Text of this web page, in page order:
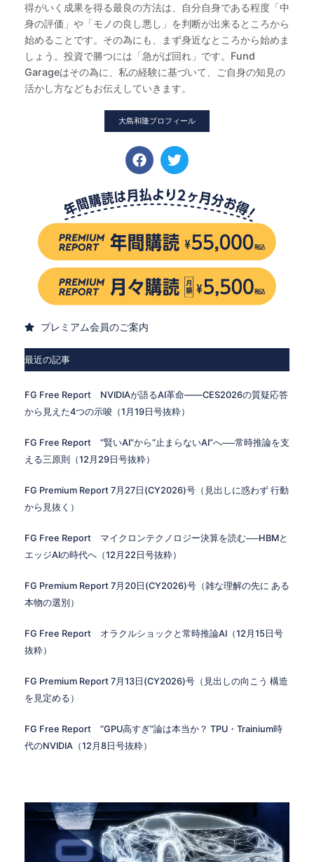
得がいく成果を得る最良の方法は、自分自身である程度「中
身の評価」や「モノの良し悪し」を判断が出来るところから
始めることです。その為にも、まず身近なところから始めま
しょう。投資で勝つには「急がば回れ」です。Fund
Garageはその為に、私の経験に基づいて、ご自身の知見の
活かし方などもお伝えしていきます。
大島和隆プロフィール
プレミアム会員のご案内
最近の記事
FG Free Report NVIDIAが語るAI革命——CES2026の質疑応答
から見えた4つの示唆（1月19日号抜粋）
FG Free Report “賢いAI”から“止まらないAI”へ──常時推論を支
える三原則（12月29日号抜粋）
FG Premium Report 7月27日(CY2026)号（見出しに惑わず 行動
から見抜く）
FG Free Report マイクロンテクノロジー決算を読む──HBMと
エッジAIの時代へ（12月22日号抜粋）
FG Premium Report 7月20日(CY2026)号（雑な理解の先に ある
本物の選別）
FG Free Report オラクルショックと常時推論AI（12月15日号
抜粋）
FG Premium Report 7月13日(CY2026)号（見出しの向こう 構造
を見定める）
FG Free Report ”GPU高すぎ”論は本当か？ TPU・Trainium時
代のNVIDIA（12月8日号抜粋）